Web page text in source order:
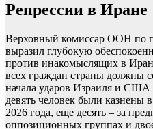
Репрессии в Иране
Верховный комиссар ООН по
выразил глубокую
против инакомыслящих в
всех граждан страны должны
начала ударов Израиля и США
девять человек были казнены
2026 года, еще десять – за
оппозиционных группах и